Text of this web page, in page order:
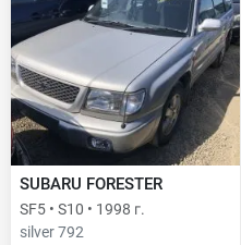
SUBARU FORESTER
SF5 • S10 • 1998 г.
silver 792